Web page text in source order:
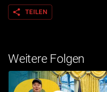
share TEILEN
Weitere Folgen